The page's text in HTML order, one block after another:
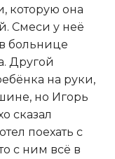
которую она
Смеси у неё
больнице
Другой
на руки,
но Игорь
сказал
поехать с
с ним всё в